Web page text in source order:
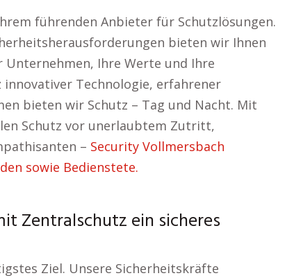
führenden Anbieter für Schutzlösungen.
bieten wir Ihnen
Ihre Werte und Ihre
Technologie, erfahrener
bieten wir Schutz – Tag und Nacht. Mit
Schutz vor unerlaubtem Zutritt,
– Security Vollmersbach
sowie Bedienstete.
Zentralschutz ein sicheres
Ziel. Unsere Sicherheitskräfte